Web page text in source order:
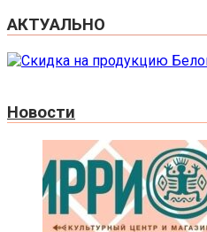
АКТУАЛЬНО
Новости